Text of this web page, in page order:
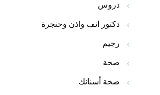
دروس
دكتور انف واذن وحنجرة
رجيم
صحة
صحة أسنانك